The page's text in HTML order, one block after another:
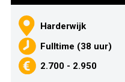
Harderwijk
Fulltime (38 uur)
2.700 - 2.950